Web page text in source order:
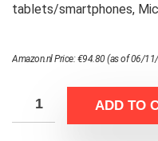
tablets/smartphones,
Amazon.nl Price:€94.80(as of 06/11/
ADD TO